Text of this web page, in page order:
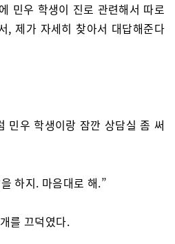
민우 학생이 진로 관련해서 따로
, 제가 자세히 찾아서 대답해준다
민우 학생이랑 잠깐 상담실 좀 써
하지. 마음대로 해.”
를 끄덕였다.